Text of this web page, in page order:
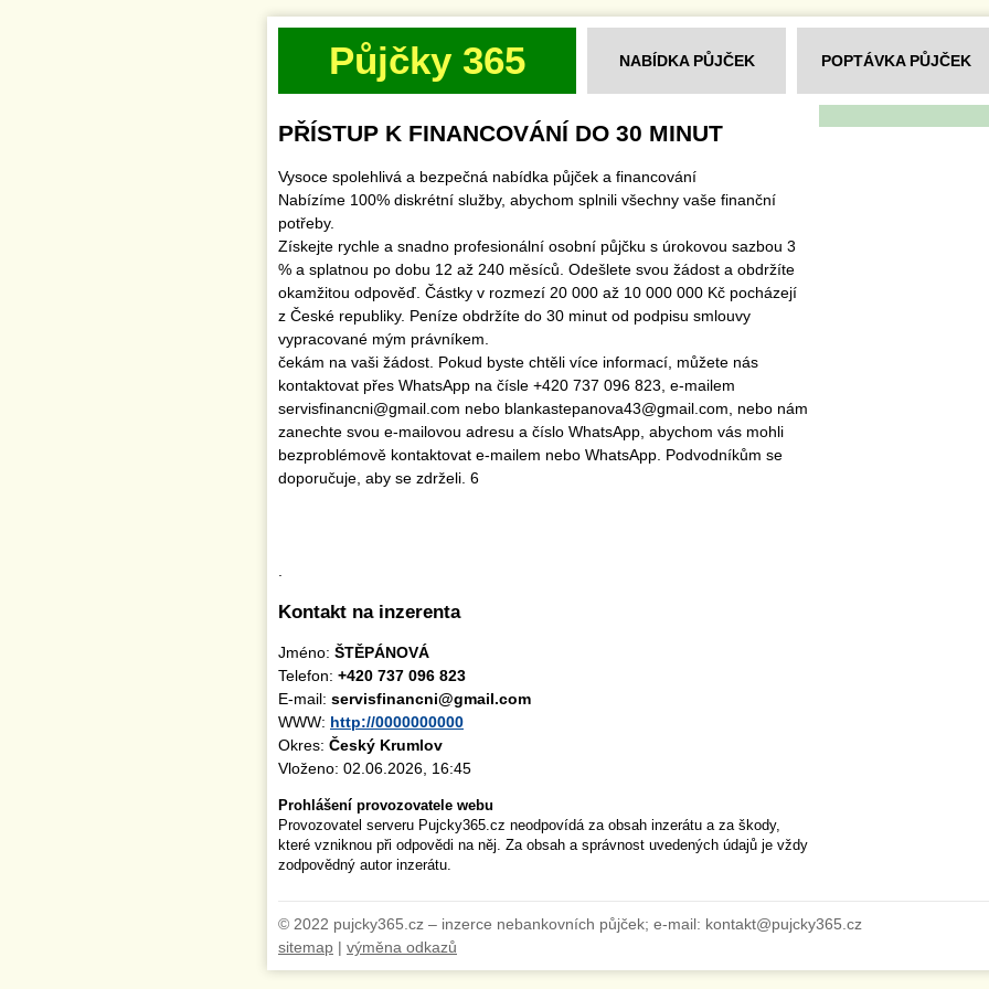
Půjčky 365 NABÍDKA PŮJČEK POPTÁVKA PŮJČEK
PŘÍSTUP K FINANCOVÁNÍ DO 30 MINUT
Vysoce spolehlivá a bezpečná nabídka půjček a financování
Nabízíme 100% diskrétní služby, abychom splnili všechny vaše finanční
potřeby.
Získejte rychle a snadno profesionální osobní půjčku s úrokovou sazbou 3
% a splatnou po dobu 12 až 240 měsíců. Odešlete svou žádost a obdržíte
okamžitou odpověď. Částky v rozmezí 20 000 až 10 000 000 Kč pocházejí
z České republiky. Peníze obdržíte do 30 minut od podpisu smlouvy
vypracované mým právníkem.
čekám na vaši žádost. Pokud byste chtěli více informací, můžete nás
kontaktovat přes WhatsApp na čísle +420 737 096 823, e-mailem
servisfinancni@gmail.com nebo blankastepanova43@gmail.com, nebo nám
zanechte svou e-mailovou adresu a číslo WhatsApp, abychom vás mohli
bezproblémově kontaktovat e-mailem nebo WhatsApp. Podvodníkům se
doporučuje, aby se zdrželi. 6
Kontakt na inzerenta
Jméno: ŠTĚPÁNOVÁ
Telefon: +420 737 096 823
E-mail: servisfinancni@gmail.com
WWW: http://0000000000
Okres: Český Krumlov
Vloženo: 02.06.2026, 16:45
Prohlášení provozovatele webu
Provozovatel serveru Pujcky365.cz neodpovídá za obsah inzerátu a za škody,
které vzniknou při odpovědi na něj. Za obsah a správnost uvedených údajů je vždy
zodpovědný autor inzerátu.
© 2022 pujcky365.cz – inzerce nebankovních půjček; e-mail: kontakt@pujcky365.cz
sitemap | výměna odkazů